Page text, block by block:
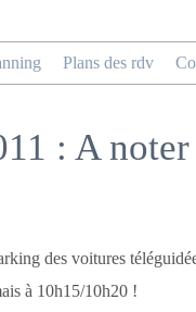
Plans des rdv
: A
des voitures
à 10h15/10h20 !